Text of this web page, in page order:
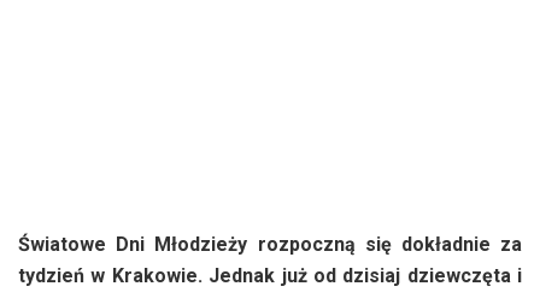
Światowe Dni Młodzieży rozpoczną się dokładnie za
tydzień w Krakowie. Jednak już od dzisiaj dziewczęta i